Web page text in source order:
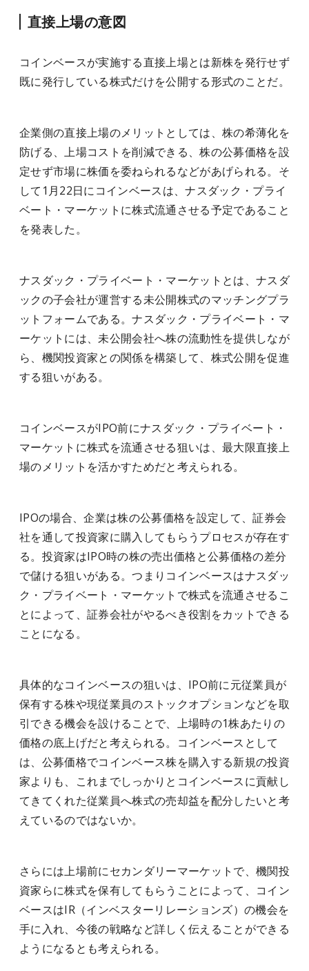
直接上場の意図
コインベースが実施する直接上場とは新株を発行せず
既に発行している株式だけを公開する形式のことだ。
企業側の直接上場のメリットとしては、株の希薄化を
防げる、上場コストを削減できる、株の公募価格を設
定せず市場に株価を委ねられるなどがあげられる。そ
して1月22日にコインベースは、ナスダック・プライ
ベート・マーケットに株式流通させる予定であること
を発表した。
ナスダック・プライベート・マーケットとは、ナスダ
ックの子会社が運営する未公開株式のマッチングプラ
ットフォームである。ナスダック・プライベート・マ
ーケットには、未公開会社へ株の流動性を提供しなが
ら、機関投資家との関係を構築して、株式公開を促進
する狙いがある。
コインベースがIPO前にナスダック・プライベート・
マーケットに株式を流通させる狙いは、最大限直接上
場のメリットを活かすためだと考えられる。
IPOの場合、企業は株の公募価格を設定して、証券会
社を通して投資家に購入してもらうプロセスが存在す
る。投資家はIPO時の株の売出価格と公募価格の差分
で儲ける狙いがある。つまりコインベースはナスダッ
ク・プライベート・マーケットで株式を流通させるこ
とによって、証券会社がやるべき役割をカットできる
ことになる。
具体的なコインベースの狙いは、IPO前に元従業員が
保有する株や現従業員のストックオプションなどを取
引できる機会を設けることで、上場時の1株あたりの
価格の底上げだと考えられる。コインベースとして
は、公募価格でコインベース株を購入する新規の投資
家よりも、これまでしっかりとコインベースに貢献し
てきてくれた従業員へ株式の売却益を配分したいと考
えているのではないか。
さらには上場前にセカンダリーマーケットで、機関投
資家らに株式を保有してもらうことによって、コイン
ベースはIR（インベスターリレーションズ）の機会を
手に入れ、今後の戦略など詳しく伝えることができる
ようになるとも考えられる。